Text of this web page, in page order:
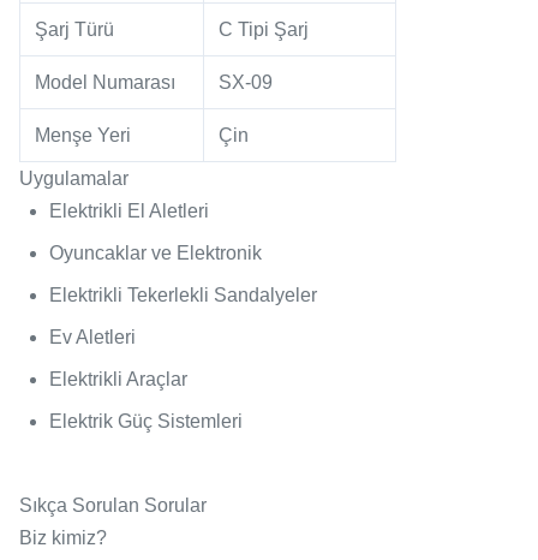
Şarj Türü C Tipi Şarj
Model Numarası SX-09
Menşe Yeri Çin
Uygulamalar
Elektrikli El Aletleri
Oyuncaklar ve Elektronik
Elektrikli Tekerlekli Sandalyeler
Ev Aletleri
Elektrikli Araçlar
Elektrik Güç Sistemleri
Sıkça Sorulan Sorular
Biz kimiz?